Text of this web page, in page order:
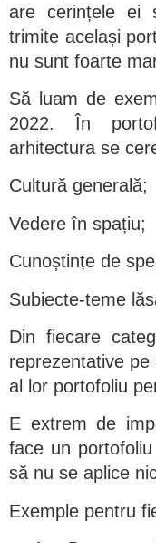
are cerințele ei
trimite același
nu sunt foarte
Să luam de
2022. În
arhitectura se
Cultură generală;
Vedere în spațiu;
Cunoștințe de
Subiecte-teme
Din fiecare
reprezentative
al lor portofoliu
E extrem de
face un
să nu se aplice
Exemple pentru